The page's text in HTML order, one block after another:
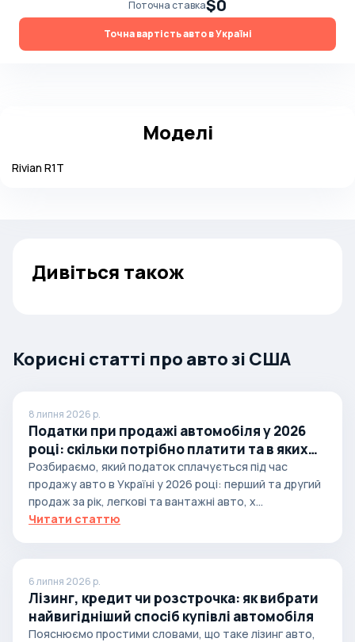
Поточна ставка$0
Точна вартість авто в Україні
Моделі
Rivian R1T
Дивіться також
Корисні статті про авто зі США
8 липня 2026 р.
Податки при продажі автомобіля у 2026
році: скільки потрібно платити та в яких
випадках
Розбираємо, який податок сплачується під час
продажу авто в Україні у 2026 році: перший та другий
продаж за рік, легкові та вантажні авто, х...
Читати статтю
6 липня 2026 р.
Лізинг, кредит чи розстрочка: як вибрати
найвигідніший спосіб купівлі автомобіля
Пояснюємо простими словами, що таке лізинг авто,